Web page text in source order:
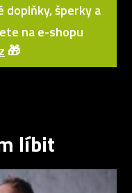
šperky a
na e-shopu
🎁
líbit